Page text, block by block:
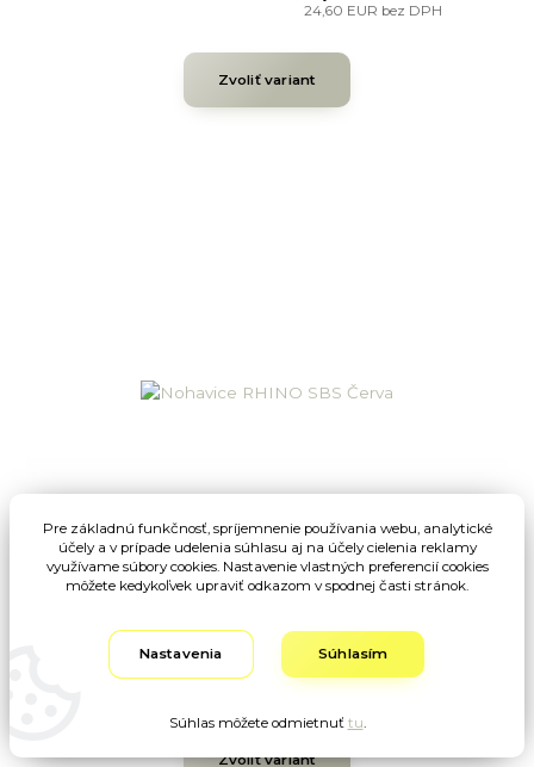
24,60 EUR bez DPH
Zvoliť variant
30,63 EUR/
Zvoliť variant
Pre základnú funkčnosť, spríjemnenie používania webu, analytické
účely a v prípade udelenia súhlasu aj na účely cielenia reklamy
využívame súbory cookies. Nastavenie vlastných preferencií cookies
môžete kedykoľvek upraviť odkazom v spodnej časti stránok.
Nastavenia Súhlasím
Súhlas môžete odmietnuť tu.